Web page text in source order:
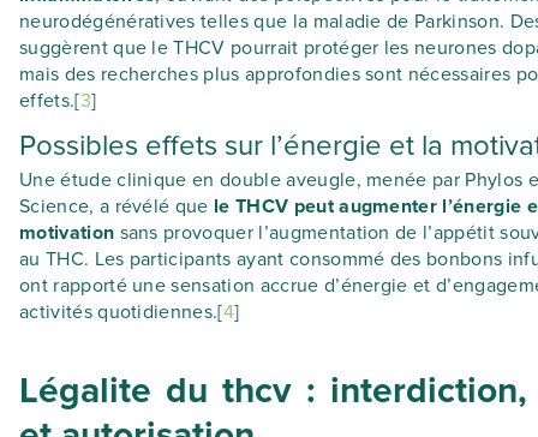
neurodégénératives telles que la maladie de Parkinson.
suggèrent que le THCV pourrait protéger les neurones
mais des recherches plus approfondies sont nécessaires
effets.[3]
Possibles effets sur l’énergie et la
Une étude clinique en double aveugle, menée par Phylos
Science, a révélé que le THCV peut augmenter l’énergie
motivation sans provoquer l’augmentation de l’appétit
au THC. Les participants ayant consommé des bonbons
ont rapporté une sensation accrue d’énergie et
activités quotidiennes.[4]
Légalite du thcv : interdiction,